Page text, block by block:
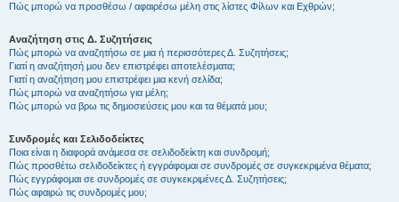
Πώς μπορώ να προσθέσω / αφαιρέσω μέλη στις λίστες Φίλων και Εχθρών;
Αναζήτηση στις Δ. Συζητήσεις
Πώς μπορώ να αναζητήσω σε μια ή περισσότερες Δ. Συζητήσεις;
Γιατί η αναζήτησή μου δεν επιστρέφει αποτελέσματα;
Γιατί η αναζήτηση μου επιστρέφει μια κενή σελίδα;
Πώς μπορώ να αναζητήσω για μέλη;
Πώς μπορώ να βρω τις δημοσιεύσεις μου και τα θέματά μου;
Συνδρομές και Σελιδοδείκτες
Ποια είναι η διαφορά ανάμεσα σε σελιδοδείκτη και συνδρομή;
Πώς προσθέτω σελιδοδείκτες ή εγγράφομαι σε συνδρομές σε συγκεκριμένα θέματα;
Πώς εγγράφομαι σε συνδρομές σε συγκεκριμένες Δ. Συζητήσεις;
Πώς αφαιρώ τις συνδρομές μου;